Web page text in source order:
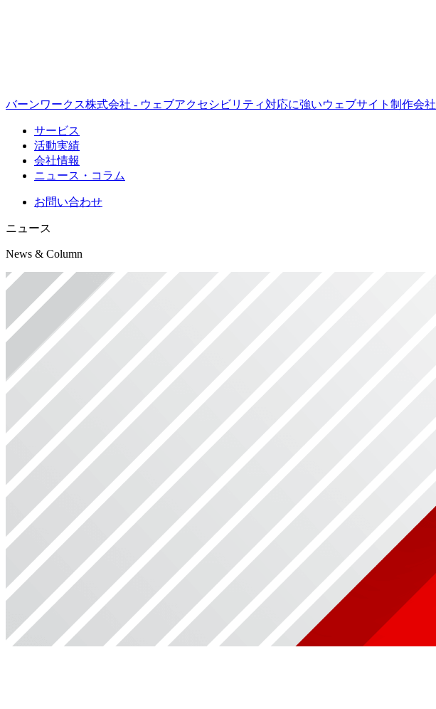
バーンワークス株式会社 - ウェブアクセシビリティ対応に強いウェブサイト制作会社
サービス
活動実績
会社情報
ニュース・コラム
お問い合わせ
ニュース
News & Column